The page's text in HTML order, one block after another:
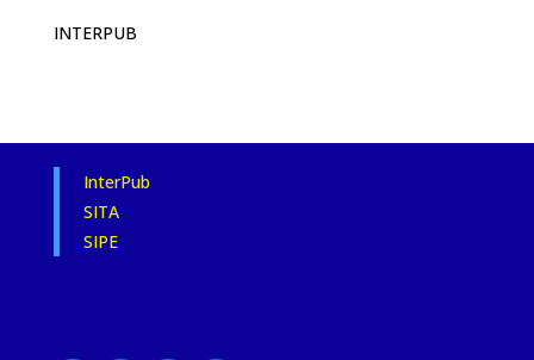
INTERPUB
InterPub
SITA
SIPE